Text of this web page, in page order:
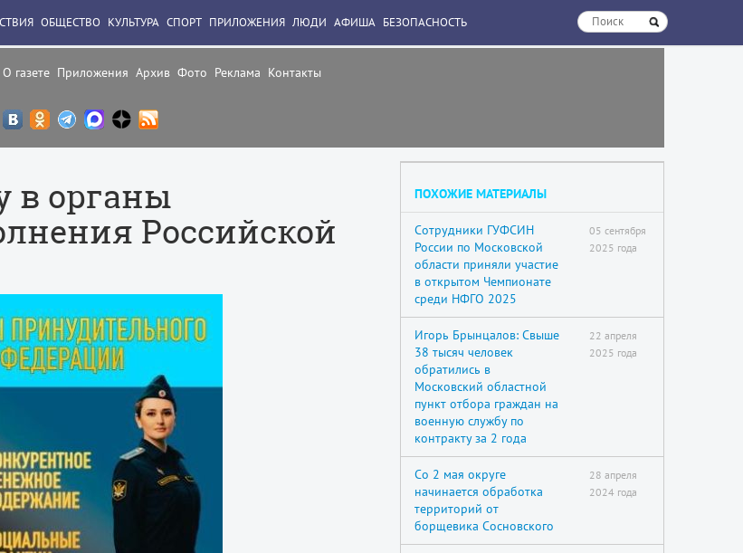
О газете Приложения Архив Фото Реклама Контакты
ОБЩЕСТВО КУЛЬТУРА СПОРТ ПРИЛОЖЕНИЯ ЛЮДИ АФИША БЕЗОПАСНОСТЬ
в органы
Российской
ПОХОЖИЕ МАТЕРИАЛЫ
Сотрудники ГУФСИН
России по Московской
области приняли участие
в открытом Чемпионате
среди НФГО 2025
05 сентября
2025 года
Игорь Брынцалов: Свыше
38 тысяч человек
обратились в
Московский областной
пункт отбора граждан на
военную службу по
контракту за 2 года
22 апреля
2025 года
Со 2 мая округе
начинается обработка
территорий от
борщевика Сосновского
28 апреля
2024 года